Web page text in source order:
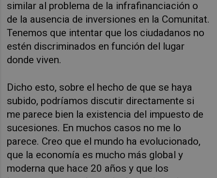
similar al problema de la infrafinanciación o
de la ausencia de inversiones en la Comunitat.
Tenemos que intentar que los ciudadanos no
estén discriminados en función del lugar
donde viven.
Dicho esto, sobre el hecho de que se haya
subido, podríamos discutir directamente si
me parece bien la existencia del impuesto de
sucesiones. En muchos casos no me lo
parece. Creo que el mundo ha evolucionado,
que la economía es mucho más global y
moderna que hace 20 años y que los